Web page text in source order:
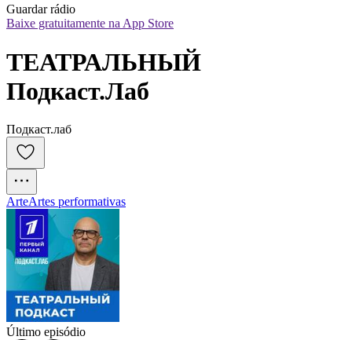
Guardar rádio
Baixe gratuitamente na App Store
ТЕАТРАЛЬНЫЙ
Подкаст.Лаб
Подкаст.лаб
ArteArtes performativas
Último episódio